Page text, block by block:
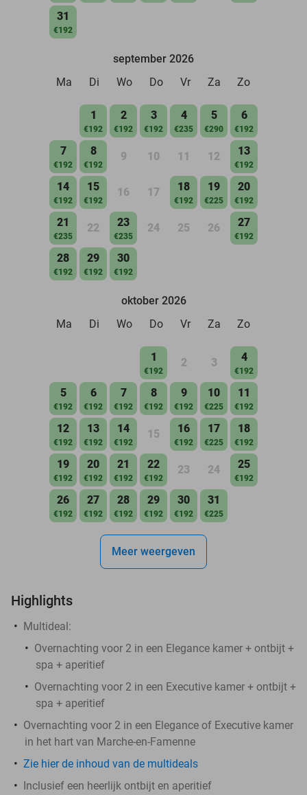
31
€192
september 2026
Ma
Di Wo Do Vr Za Zo
1
€192
2
€192
3
€192
4
€235
5
€290
6
€192
7
€192
8
€192
9 10 11 12 13
€192
14
€192
15
€192
16 17 18
€192
19
€225
20
€192
21
€235
22 23
€235
24 25 26 27
€192
28
€192
29
€192
30
€192
oktober 2026
Ma
Di Wo Do Vr Za Zo
1
€192
2 3 4
€192
5
€192
6
€192
7
€192
8
€192
9
€192
10
€225
11
€192
12
€192
13
€192
14
€192
15 16
€192
17
€225
18
€192
19
€192
20
€192
21
€192
22
€192
23 24 25
€192
26
€192
27
€192
28
€192
29
€192
30
€192
31
€225
Meer weergeven
Highlights
Multideal:
Overnachting voor 2 in een Elegance kamer + ontbijt +
spa + aperitief
Overnachting voor 2 in een Executive kamer + ontbijt +
spa + aperitief
Overnachting voor 2 in een Elegance of Executive kamer
in het hart van Marche-en-Famenne
Zie hier de inhoud van de multideals
Inclusief een heerlijk ontbijt en aperitief